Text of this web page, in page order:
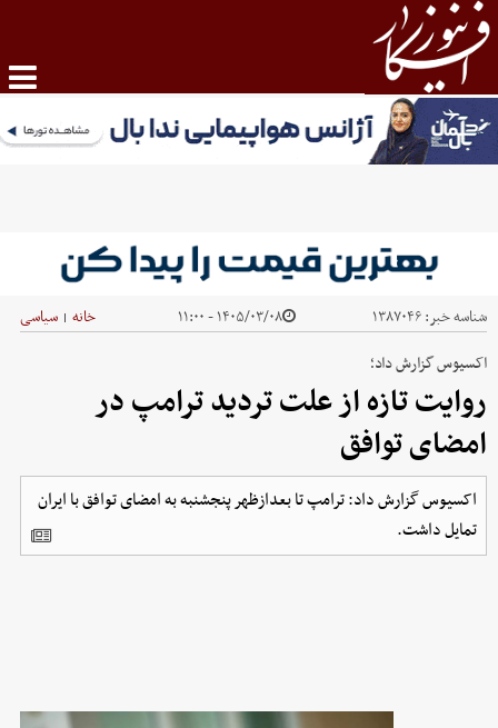
شناسه خبر:۱۳۸۷۰۴۶ ۱۴۰۵/۰۳/۰۸ - ۱۱:۰۰ خانه | سیاسی
اکسیوس گزارش داد؛
روایت تازه از علت تردید ترامپ در
امضای توافق
اکسیوس گزارش داد: ترامپ تا بعدازظهر پنجشنبه به امضای توافق با ایران
تمایل داشت.